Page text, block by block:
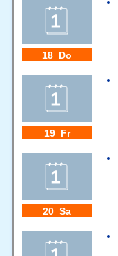
18 Do
19 Fr
20 Sa